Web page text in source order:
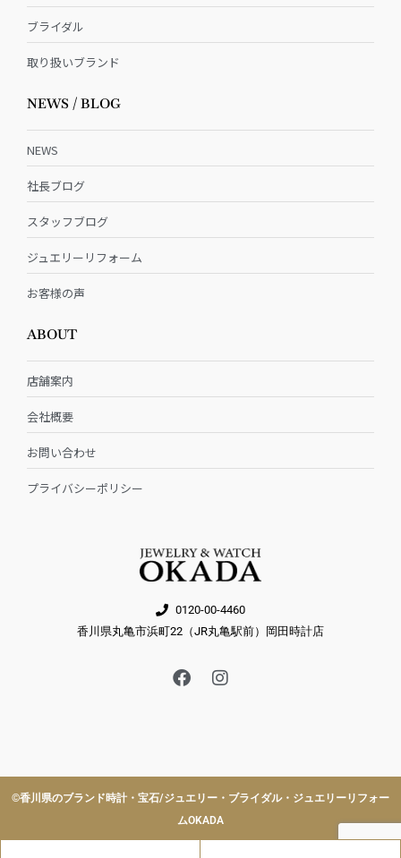
ブライダル
取り扱いブランド
NEWS / BLOG
NEWS
社長ブログ
スタッフブログ
ジュエリーリフォーム
お客様の声
ABOUT
店舗案内
会社概要
お問い合わせ
プライバシーポリシー
0120-00-4460
香川県丸亀市浜町22（JR丸亀駅前）岡田時計店
F
a
o
k
I
n
r
a
m
©︎香川県のブランド時計・宝石/ジュエリー・ブライダル・ジュエリーリフォー
ムOKADA